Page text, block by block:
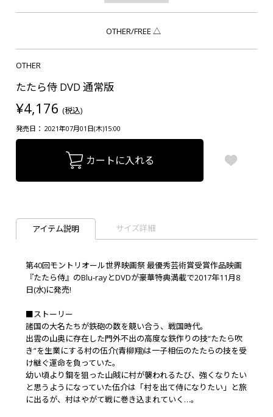
OTHER/FREE △
OTHER
たたら侍 DVD 通常版
¥4,176 (税込)
発売日： 2021年07月01日(木)15:00
カートに入れる
アイテム説明 サイズ詳細
第40回モントリオール世界映画祭 最優秀芸術賞受賞作品映画
『たたら侍』のBlu-rayとDVDが豪華特典満載で2017年11月8
日(水)に発売!
■ストーリー
諸国の大名たちが鉄砲の数を競い合う、戦国時代――。
出雲の山奥に存在した門外不出の高度な鉄作りの技“たたら吹
き”を生業にする村の伍介(青柳翔)は一子相伝のたたらの技を受
け継ぐ運命を負っていた。
幼い頃より鋼を狙った山賊に村が襲われるたび、強くなりたい
と思うようになっていた伍介は「村を出て侍になりたい」と旅
に出るが、村はやがて戦に巻き込まれていく…。